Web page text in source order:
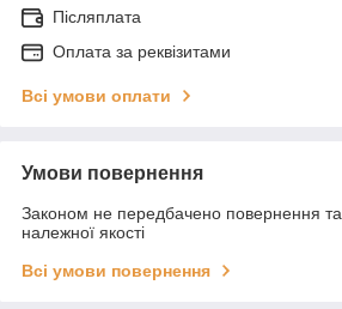
Післяплата
Оплата за реквізитами
Всі умови оплати
Умови повернення
Законом не передбачено повернення
належної якості
Всі умови повернення